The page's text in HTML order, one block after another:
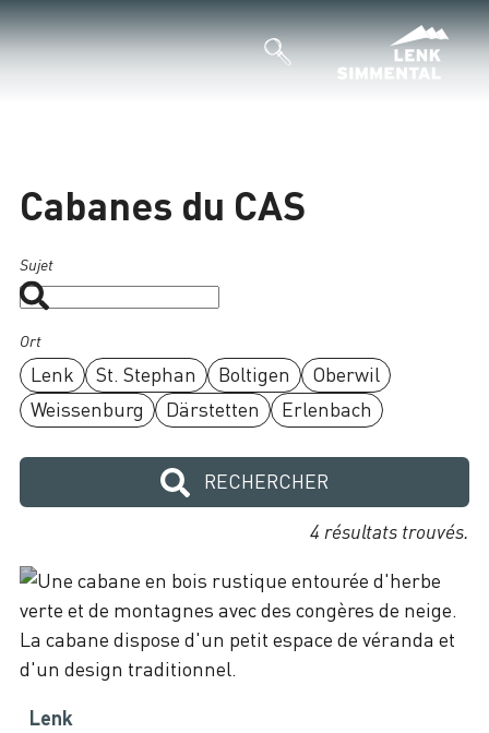
Cabanes du CAS
Sujet
Ort
Lenk St. Stephan Boltigen
Oberwil
Weissenburg
Därstetten Erlenbach
RECHERCHER
4 résultats trouvés.
Lenk